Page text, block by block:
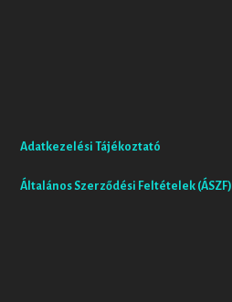
Adatkezelési Tájékoztató
Általános Szerződési Feltételek (ÁSZF)